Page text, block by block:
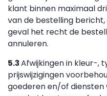
klant binnen maximaal
van de bestelling
geval het recht de
annuleren.
5.3Afwijkingen in kleur-,
prijswijzigingen
goederen en/of diensten